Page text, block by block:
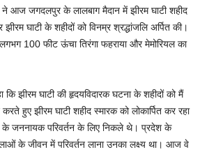
आज जगदलपुर के लालबाग मैदान में झीरम घाटी शहीद
घाटी के शहीदों को विनम्र श्रद्धांजलि अर्पित की।
100 फीट ऊंचा तिरंगा फहराया और मेमोरियल का
झीरम घाटी की हृदयविदारक घटना के शहीदों को मैं
हुए झीरम घाटी शहीद स्मारक को लोकार्पित कर रहा
के जननायक परिवर्तन के लिए निकले थे। प्रदेश के
के जीवन में परिवर्तन लाना उनका लक्ष्य था। आज वे